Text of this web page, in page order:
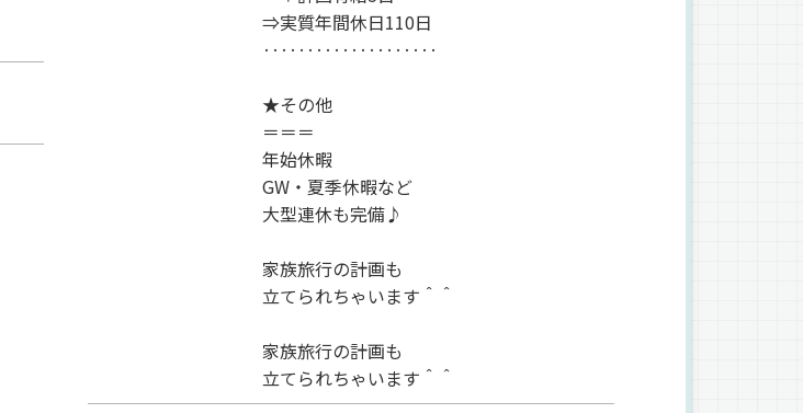
⇒実質年間休日110日
‥‥‥‥‥‥‥‥‥‥
★その他
＝＝＝
年始休暇
GW・夏季休暇など
大型連休も完備♪
家族旅行の計画も
立てられちゃいます＾＾
家族旅行の計画も
立てられちゃいます＾＾